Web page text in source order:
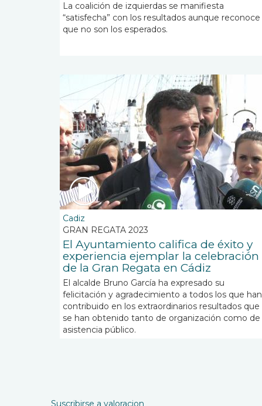
La coalición de izquierdas se manifiesta
“satisfecha” con los resultados aunque reconoce
que no son los esperados.
Cadiz
GRAN REGATA 2023
El Ayuntamiento califica de éxito y
experiencia ejemplar la celebración
de la Gran Regata en Cádiz
El alcalde Bruno García ha expresado su
felicitación y agradecimiento a todos los que han
contribuido en los extraordinarios resultados que
se han obtenido tanto de organización como de
asistencia público.
Suscribirse a valoracion